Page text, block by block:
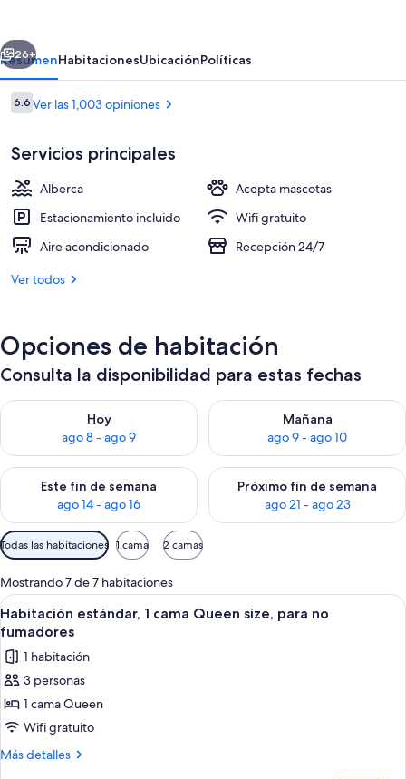
-
Airport
Street
Escritorio, cunas gratuitas, wifi gratis
Siguiente
26+
ResumenHabitacionesUbicaciónPolíticas
Opiniones
6.66.6 de 10,
Ver las 1,003 opiniones
Servicios principales
Alberca
Acepta mascotas
Estacionamiento incluido
Wifi gratuito
Aire acondicionado
Recepción 24/7
Ver todos
Opciones de habitación
Consulta la disponibilidad para estas fechas
Hoy
ago 8 - ago 9
Consulta la disponibilidad para hoy ago 8 - ago 9
Mañana
ago 9 - ago 10
Consulta la disponibilidad
Este fin de semana
ago 14 - ago 16
Consulta la disponibilidad para este fin de semana ago 14 -
Próximo fin de semana
ago 21 - ago 23
Consulta la disponibilidad
Filtros
disponibles
para
las
habitaciones
Todas las habitaciones 1 cama 2 camas
Mostrando 7 de 7 habitaciones
Abrir
todas
las
fotos
de
Habitación
estándar,
1
Una habitación de hotel con una
4
Habitación estándar, 1 cama Queen size, para no
fumadores
1 habitación
3 personas
1 cama Queen
Wifi gratuito
Más detalles
Más